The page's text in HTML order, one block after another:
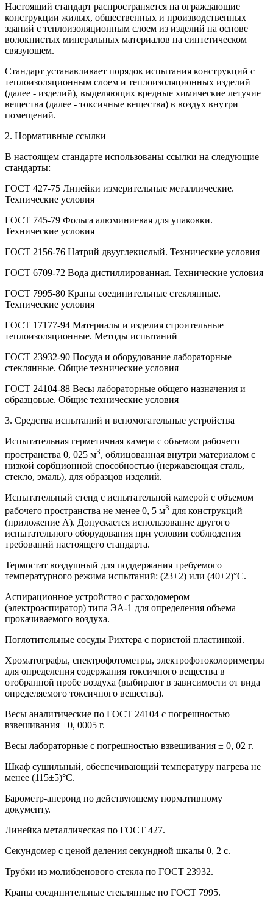
Настоящий стандарт распространяется на ограждающие
конструкции жилых, общественных и производственных
зданий с теплоизоляционным слоем из изделий на основе
волокнистых минеральных материалов на синтетическом
связующем.
Стандарт устанавливает порядок испытания конструкций с
теплоизоляционным слоем и теплоизоляционных изделий
(далее - изделий), выделяющих вредные химические летучие
вещества (далее - токсичные вещества) в воздух внутри
помещений.
2. Нормативные ссылки
В настоящем стандарте использованы ссылки на следующие
стандарты:
ГОСТ 427-75 Линейки измерительные металлические.
Технические условия
ГОСТ 745-79 Фольга алюминиевая для упаковки.
Технические условия
ГОСТ 2156-76 Натрий двууглекислый. Технические условия
ГОСТ 6709-72 Вода дистиллированная. Технические условия
ГОСТ 7995-80 Краны соединительные стеклянные.
Технические условия
ГОСТ 17177-94 Материалы и изделия строительные
теплоизоляционные. Методы испытаний
ГОСТ 23932-90 Посуда и оборудование лабораторные
стеклянные. Общие технические условия
ГОСТ 24104-88 Весы лабораторные общего назначения и
образцовые. Общие технические условия
3. Средства испытаний и вспомогательные устройства
Испытательная герметичная камера с объемом рабочего
пространства 0, 025 м3, облицованная внутри материалом с
низкой сорбционной способностью (нержавеющая сталь,
стекло, эмаль), для образцов изделий.
Испытательный стенд с испытательной камерой с объемом
рабочего пространства не менее 0, 5 м3 для конструкций
(приложение А). Допускается использование другого
испытательного оборудования при условии соблюдения
требований настоящего стандарта.
Термостат воздушный для поддержания требуемого
температурного режима испытаний: (23±2) или (40±2)°С.
Аспирационное устройство с расходомером
(электроаспиратор) типа ЭА-1 для определения объема
прокачиваемого воздуха.
Поглотительные сосуды Рихтера с пористой пластинкой.
Хроматографы, спектрофотометры, электрофотоколориметры
для определения содержания токсичного вещества в
отобранной пробе воздуха (выбирают в зависимости от вида
определяемого токсичного вещества).
Весы аналитические по ГОСТ 24104 с погрешностью
взвешивания ±0, 0005 г.
Весы лабораторные с погрешностью взвешивания ± 0, 02 г.
Шкаф сушильный, обеспечивающий температуру нагрева не
менее (115±5)°С.
Барометр-анероид по действующему нормативному
документу.
Линейка металлическая по ГОСТ 427.
Секундомер с ценой деления секундной шкалы 0, 2 с.
Трубки из молибденового стекла по ГОСТ 23932.
Краны соединительные стеклянные по ГОСТ 7995.